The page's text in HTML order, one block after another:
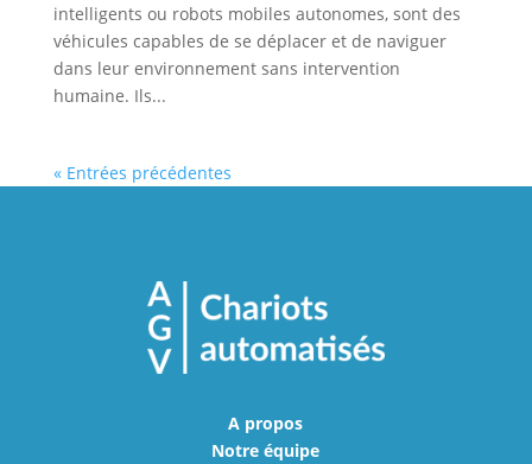
intelligents ou robots mobiles autonomes, sont des
véhicules capables de se déplacer et de naviguer
dans leur environnement sans intervention
humaine. Ils...
« Entrées précédentes
A propos
Notre équipe